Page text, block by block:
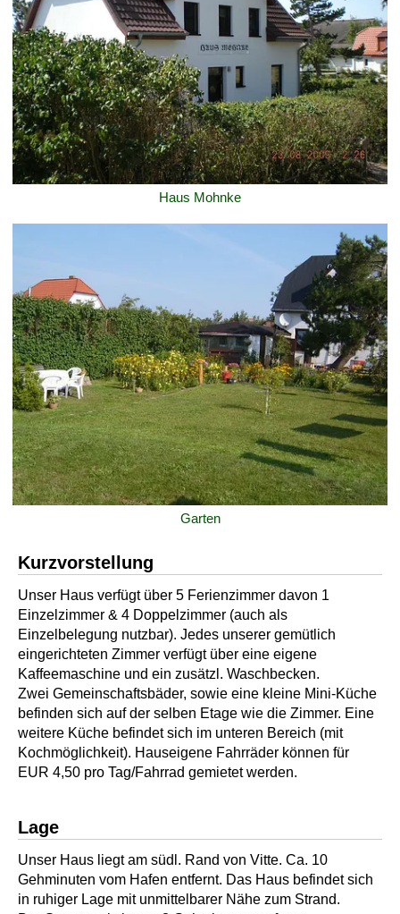
Haus Mohnke
Garten
Kurzvorstellung
Unser Haus verfügt über 5 Ferienzimmer davon 1
Einzelzimmer & 4 Doppelzimmer (auch als
Einzelbelegung nutzbar). Jedes unserer gemütlich
eingerichteten Zimmer verfügt über eine eigene
Kaffeemaschine und ein zusätzl. Waschbecken.
Zwei Gemeinschaftsbäder, sowie eine kleine Mini-Küche
befinden sich auf der selben Etage wie die Zimmer. Eine
weitere Küche befindet sich im unteren Bereich (mit
Kochmöglichkeit). Hauseigene Fahrräder können für
EUR 4,50 pro Tag/Fahrrad gemietet werden.
Lage
Unser Haus liegt am südl. Rand von Vitte. Ca. 10
Gehminuten vom Hafen entfernt. Das Haus befindet sich
in ruhiger Lage mit unmittelbarer Nähe zum Strand.